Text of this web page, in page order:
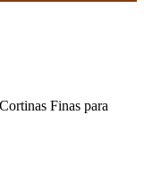
Finas para